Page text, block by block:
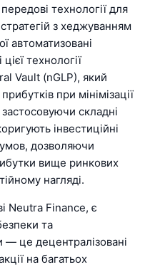
технології для
з хеджуванням
автоматизовані
технології
Vault (nGLP), який
при мінімізації
складні
інвестиційні
умов, дозволяючи
вище ринкових
нагляді.
Neutra Finance, є
та
— це децентралізовані
на багатьох